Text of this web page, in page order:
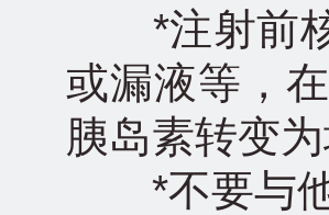
*注射前核
或漏液等，
胰岛素转变
*不要与他